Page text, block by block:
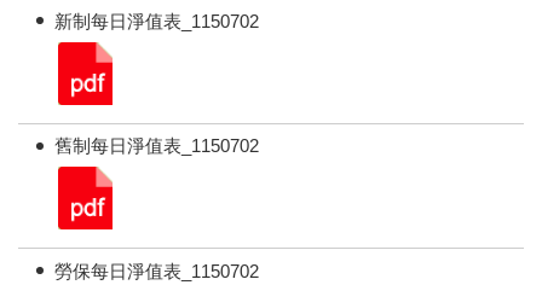
新制每日淨值表_1150702
舊制每日淨值表_1150702
勞保每日淨值表_1150702